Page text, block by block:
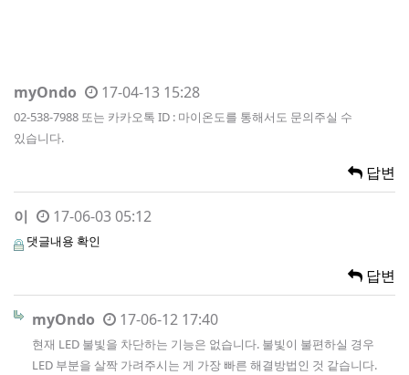
myOndo 17-04-13 15:28
02-538-7988 또는 카카오톡 ID : 마이온도를 통해서도 문의주실 수
있습니다.
답변
이 17-06-03 05:12
댓글내용 확인
답변
myOndo 17-06-12 17:40
현재 LED 불빛을 차단하는 기능은 없습니다. 불빛이 불편하실 경우
LED 부분을 살짝 가려주시는 게 가장 빠른 해결방법인 것 같습니다.